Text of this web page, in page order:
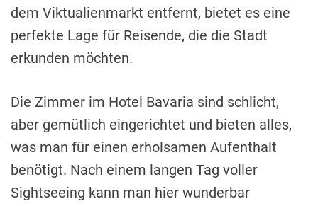
dem Viktualienmarkt entfernt, bietet es eine
perfekte Lage für Reisende, die die Stadt
erkunden möchten.
Die Zimmer im Hotel Bavaria sind schlicht,
aber gemütlich eingerichtet und bieten alles,
was man für einen erholsamen Aufenthalt
benötigt. Nach einem langen Tag voller
Sightseeing kann man hier wunderbar